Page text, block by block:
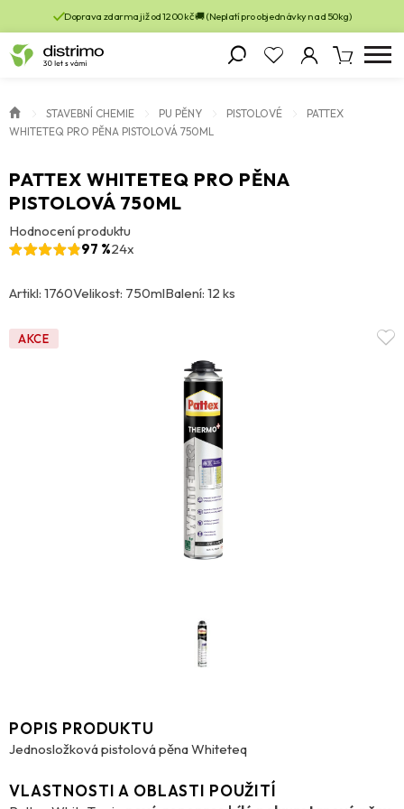
Doprava zdarma již od 1200 kč 🚚 (Neplatí pro objednávky nad 50kg)
STAVEBNÍ CHEMIE PU PĚNY PISTOLOVÉ
PATTEX
WHITETEQ PRO PĚNA PISTOLOVÁ 750ML
PATTEX WHITETEQ PRO PĚNA
PISTOLOVÁ 750ML
Hodnocení produktu
97 %24x
Artikl: 1760Velikost: 750mlBalení: 12 ks
AKCE
POPIS PRODUKTU
Jednosložková pistolová pěna Whiteteq
VLASTNOSTI A OBLASTI POUŽITÍ